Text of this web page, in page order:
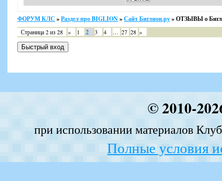
ФОРУМ КЛС »Раздел про BIGLION»Сайт Биглион.ру»ОТЗЫВЫ о
Страница2из28 « 1 2 3 4 … 27 28 »
© 2010-
при использовании материалов
Полные условия